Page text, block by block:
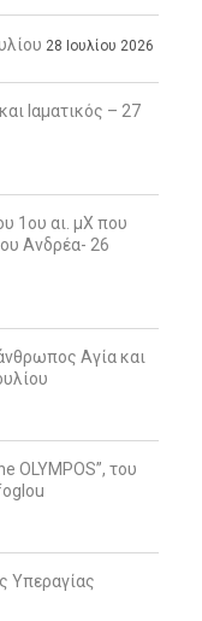
28 Ιουλίου 2026
Ιαματικός – 27
1ου αι. μΧ που
Ανδρέα- 26
Αγία και
OLYMPOS”, του
Υπεραγίας